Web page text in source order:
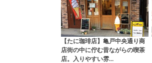
【たに珈琲店】亀戸中央通り商
店街の中に佇む昔ながらの喫茶
店。入りやすい雰…